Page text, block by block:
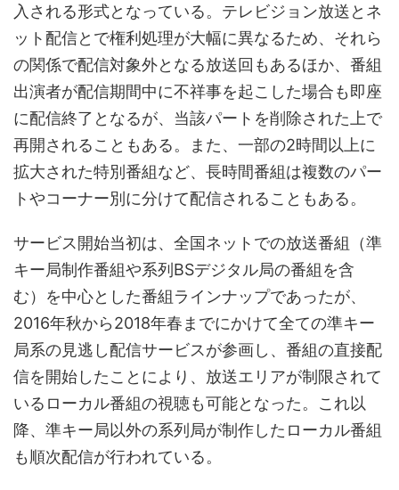
入される形式となっている。テレビジョン放送とネ
ット配信とで権利処理が大幅に異なるため、それら
の関係で配信対象外となる放送回もあるほか、番組
出演者が配信期間中に不祥事を起こした場合も即座
に配信終了となるが、当該パートを削除された上で
再開されることもある。また、一部の2時間以上に
拡大された特別番組など、長時間番組は複数のパー
トやコーナー別に分けて配信されることもある。
サービス開始当初は、全国ネットでの放送番組（準
キー局制作番組や系列BSデジタル局の番組を含
む）を中心とした番組ラインナップであったが、
2016年秋から2018年春までにかけて全ての準キー
局系の見逃し配信サービスが参画し、番組の直接配
信を開始したことにより、放送エリアが制限されて
いるローカル番組の視聴も可能となった。これ以
降、準キー局以外の系列局が制作したローカル番組
も順次配信が行われている。